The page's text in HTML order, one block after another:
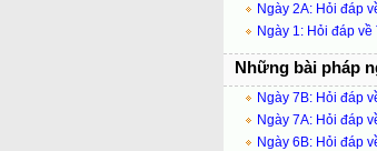
Ngày 2A: Hỏi đáp
Ngày 1: Hỏi đáp
Những bài pháp
Ngày 7B: Hỏi đáp
Ngày 7A: Hỏi đáp
Ngày 6B: Hỏi đáp